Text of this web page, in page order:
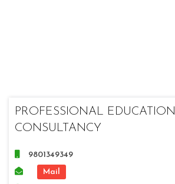
PROFESSIONAL EDUCATION
CONSULTANCY
9801349349
Mail